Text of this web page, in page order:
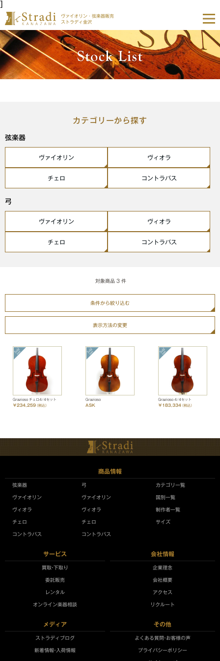
]
ヴァイオリン・弦楽器販売
ストラディ金沢
カテゴリーから探す
弦楽器
ヴァイオリン ヴィオラ
チェロ コントラバス
弓
ヴァイオリン ヴィオラ
チェロ コントラバス
対象商品 3 件
条件から絞り込む
表示方法の変更
Grazioso チェロ4/4セット
￥234,259（税込）
Grazioso
ASK
Grazioso 4/4セット
￥183,334（税込）
商品情報
弦楽器
ヴァイオリン
ヴィオラ
チェロ
コントラバス
弓
ヴァイオリン
ヴィオラ
チェロ
コントラバス
カテゴリ一覧
国別一覧
制作者一覧
サイズ
サービス
買取•下取り
委託販売
レンタル
オンライン楽器相談
会社情報
企業理念
会社概要
アクセス
リクルート
メディア
ストラディブログ
新着情報•入荷情報
その他
よくある質問•お客様の声
プライバシーポリシー